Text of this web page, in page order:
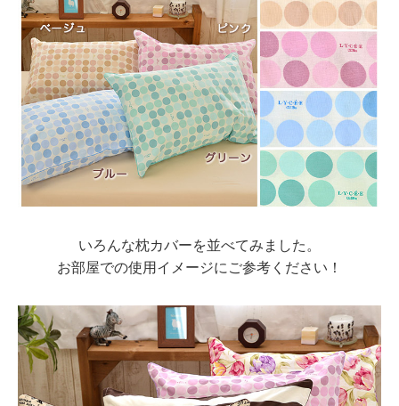
いろんな枕カバーを並べてみました。
お部屋での使用イメージにご参考ください！